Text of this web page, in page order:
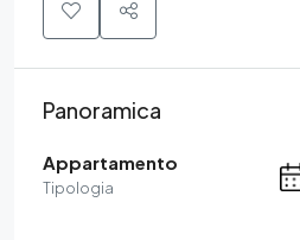
Panoramica
Appartamento
Tipologia